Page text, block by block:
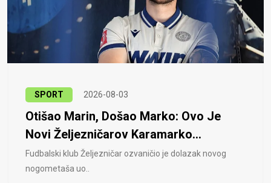
SPORT 2026-08-03
Otišao Marin, Došao Marko: Ovo Je
Novi Željezničarov Karamarko...
Fudbalski klub Željezničar ozvaničio je dolazak novog
nogometaša uo..